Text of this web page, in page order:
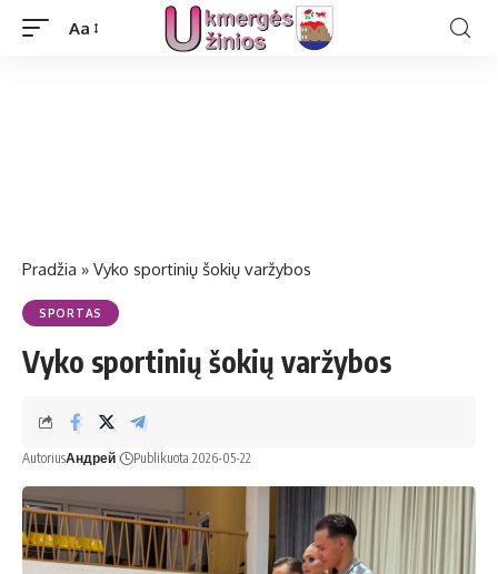
Aa
Pradžia » Vyko sportinių šokių varžybos
SPORTAS
Vyko sportinių šokių varžybos
AutoriusАндрей Publikuota 2026-05-22